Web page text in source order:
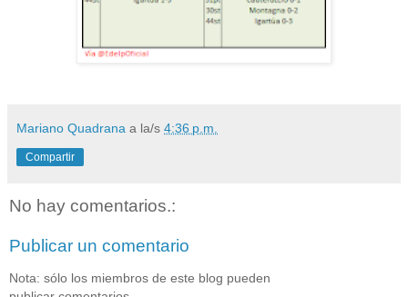
Mariano Quadrana a la/s 4:36 p.m.
Compartir
No hay comentarios.:
Publicar un comentario
Nota: sólo los miembros de este blog pueden